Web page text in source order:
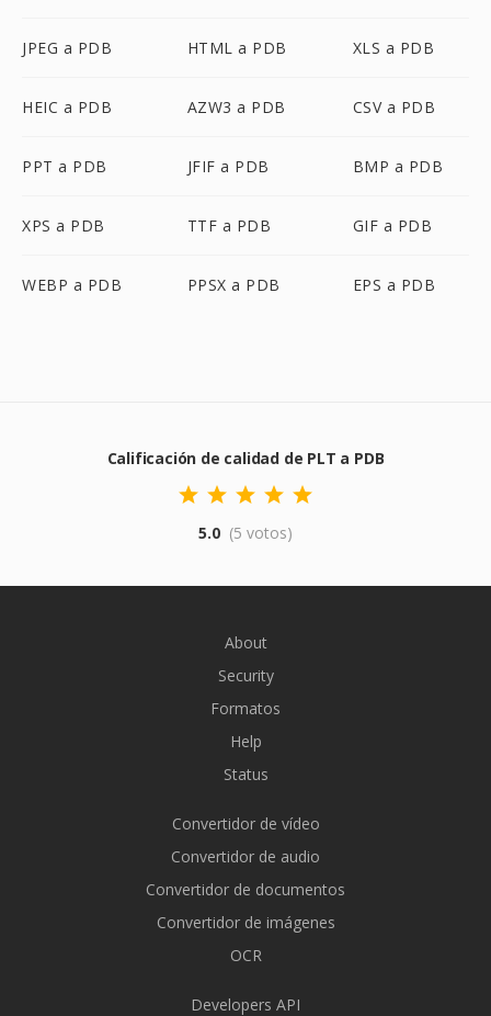
JPEG a PDB HTML a PDB XLS a PDB
HEIC a PDB AZW3 a PDB CSV a PDB
PPT a PDB JFIF a PDB BMP a PDB
XPS a PDB TTF a PDB GIF a PDB
WEBP a PDB PPSX a PDB EPS a PDB
Calificación de calidad de PLT a PDB
5.0 (5 votos)
About
Security
Formatos
Help
Status
Convertidor de vídeo
Convertidor de audio
Convertidor de documentos
Convertidor de imágenes
OCR
Developers API